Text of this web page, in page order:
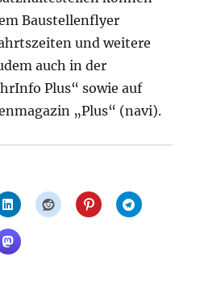
Baustellenflyer
und weitere
auch in der
Plus“ sowie auf
„Plus“ (navi).